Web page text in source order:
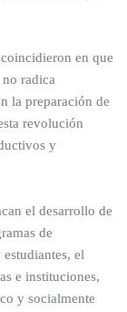
en que
radica
la preparación de
revolución
y
el desarrollo de
de
el
e instituciones,
y socialmente